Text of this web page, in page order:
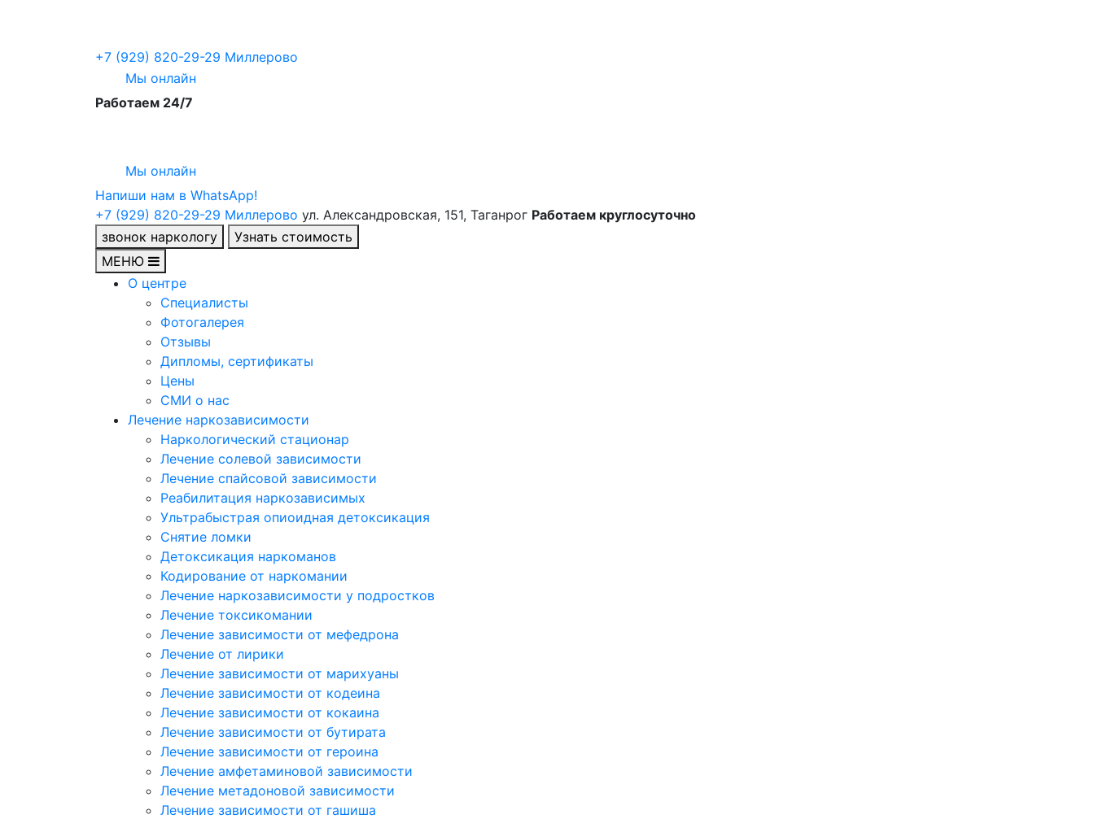
+7 (929) 820-29-29 Миллерово
Мы онлайн
Работаем 24/7
Мы онлайн
Напиши нам в WhatsApp!
+7 (929) 820-29-29 Миллерово ул. Александровская, 151, Таганрог Работаем круглосуточно
звонок наркологу
Узнать стоимость
МЕНЮ
О центре
Специалисты
Фотогалерея
Отзывы
Дипломы, сертификаты
Цены
СМИ о нас
Лечение наркозависимости
Наркологический стационар
Лечение солевой зависимости
Лечение спайсовой зависимости
Реабилитация наркозависимых
Ультрабыстрая опиоидная детоксикация
Снятие ломки
Детоксикация наркоманов
Кодирование от наркомании
Лечение наркозависимости у подростков
Лечение токсикомании
Лечение зависимости от мефедрона
Лечение от лирики
Лечение зависимости от марихуаны
Лечение зависимости от кодеина
Лечение зависимости от кокаина
Лечение зависимости от бутирата
Лечение зависимости от героина
Лечение амфетаминовой зависимости
Лечение метадоновой зависимости
Лечение зависимости от гашиша